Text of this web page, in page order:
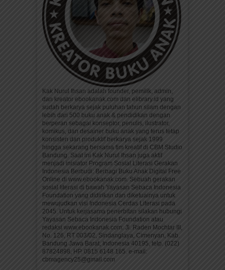
Kak Nurul Ihsan adalah founder, pemilik, admin,
dan kreator ebookanak.com dan elibrary.id yang
sudah berkarya sejak puluhan tahun silam dengan
lebih dari 500 buku anak & pendidikan dengan
berperan sebagai konseptor, penulis, ilustrator,
komikus, dan desainer buku anak yang terus tetap
konsisten dan produktif berkarya sejak 1999
hingga sekarang bersama tim kreatif di CBM Studio
Bandung. Saat ini Kak Nurul Ihsan juga aktif
menjadi inisiator Program Sosial Literasi Gerakan
Indonesia Berbudi: Berbagi Buku Anak Digital Free
Online di www.ebookanak.com. Sebuah gerakan
sosial literasi di bawah Yayasan Sebaca Indonesia
Foundation yang didirikan dan diketuainya untuk
mewujudkan visi Indonesia Cerdas Literasi pada
2045. Untuk kerjasama penerbitan silakan hubungi
Yayasan Sebaca Indonesia Foundation atau
redaksi www.ebookanak.com: Jl. Raden Mochtar III,
No. 126, RT 003/02, Sindanglaya, Cimenyan, Kab.
Bandung Jawa Barat, Indonesia 40195, telp. (022)
87824898, HP. 0815 6148 165. e-mail:
cbmagency25@gmail.com